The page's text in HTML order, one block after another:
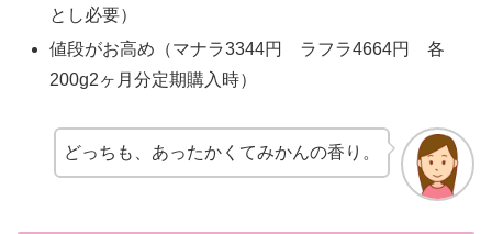
とし必要）
値段がお高め（マナラ3344円 ラフラ4664円 各
200g2ヶ月分定期購入時）
どっちも、あったかくてみかんの香り。